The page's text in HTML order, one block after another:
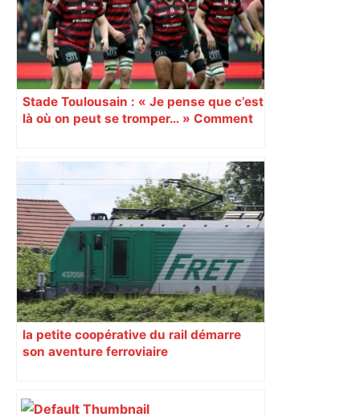
Stade Toulousain : « Je pense que c’est
là où on peut se tromper… » Comment
l’approche de la fin du Top 14 ?
la petite coopérative du rail démarre
son aventure ferroviaire